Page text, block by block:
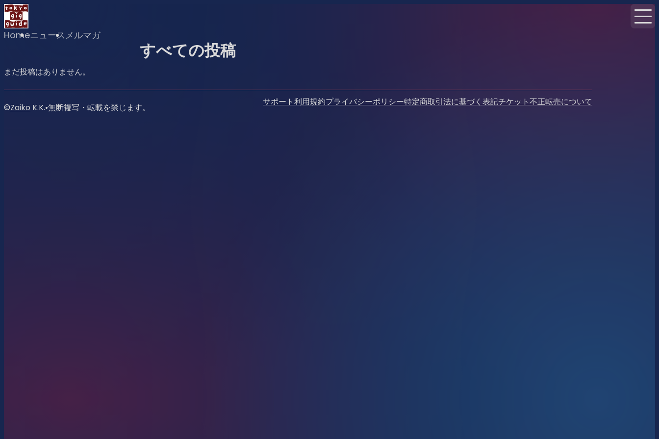
Homeニュースメルマガ
すべての投稿
まだ投稿はありません。
サポート利用規約プライバシーポリシー特定商取引法に基づく表記チケット不正転売について
©Zaiko K.K.•無断複写・転載を禁じます。